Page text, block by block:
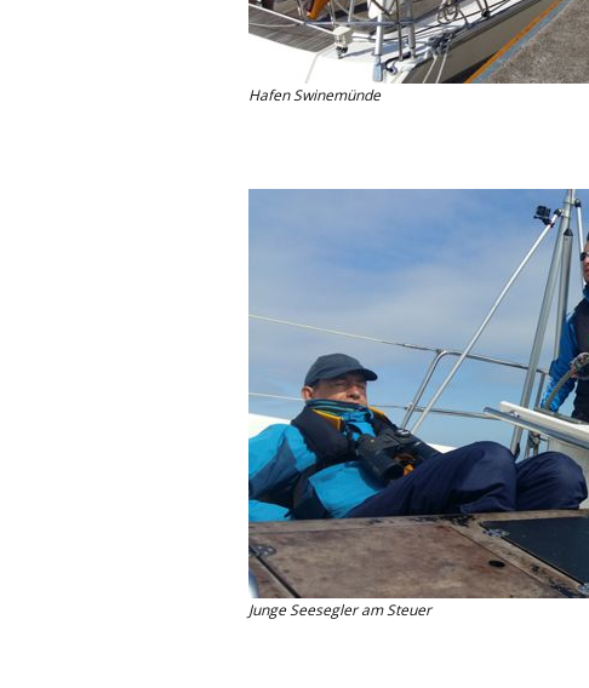
Hafen Swinemünde
Junge Seesegler am Steuer